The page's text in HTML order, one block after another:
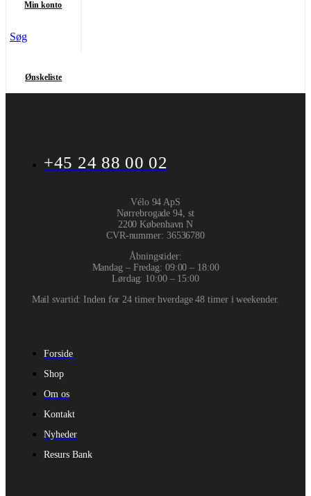
Min konto
Søg
Ønskeliste
+45 24 88 00 02
Vélo 94 ApS
Nørrebrogade 94, st
2200 København N
CVR-nummer: 36536780
Åbningstider:
Mandag – Fredag: 09:00 – 18:00
Lørdag: 10:00 – 15:00
Mail svartid: Inden for 24 timer hverdage 48 timer i weekender.
Forside
Shop
Om os
Kontakt
Nyheder
Resurs Bank